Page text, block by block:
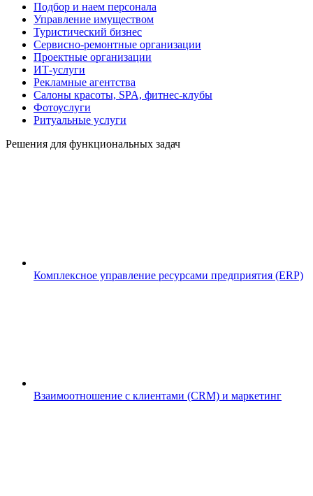
Подбор и наем персонала
Управление имуществом
Туристический бизнес
Сервисно-ремонтные организации
Проектные организации
ИТ-услуги
Рекламные агентства
Салоны красоты, SPA, фитнес-клубы
Фотоуслуги
Ритуальные услуги
Решения для функциональных задач
Комплексное управление ресурсами предприятия (ERP)
Взаимоотношение с клиентами (CRM) и маркетинг